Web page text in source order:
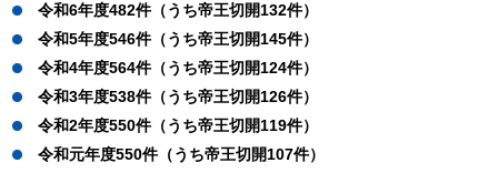
令和6年度482件（うち帝王切開132件）
令和5年度546件（うち帝王切開145件）
令和4年度564件（うち帝王切開124件）
令和3年度538件（うち帝王切開126件）
令和2年度550件（うち帝王切開119件）
令和元年度550件（うち帝王切開107件）